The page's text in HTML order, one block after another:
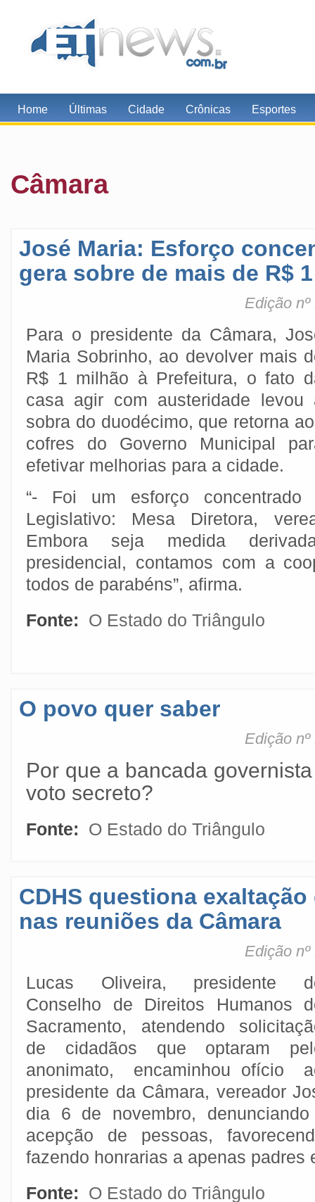
Home Últimas Cidade Crônicas Esportes
Câmara
José Maria: Esforço
gera sobre de mais de R$
Edição
Para o presidente da Câmara,
Maria Sobrinho, ao devolver mais
R$ 1 milhão à Prefeitura, o fato
casa agir com austeridade levou
sobra do duodécimo, que retorna
cofres do Governo Municipal
efetivar melhorias para a cidade.
“- Foi um esforço
Legislativo: Mesa Diretora,
Embora seja medida
presidencial, contamos com a
todos de parabéns”, afirma.
Fonte:
O Estado do Triângulo
O povo quer saber
Edição
Por que a bancada
voto secreto?
Fonte: O Estado do Triângulo
CDHS questiona
nas reuniões da Câmara
Edição
Lucas Oliveira, presidente
Conselho de Direitos Humanos
Sacramento, atendendo
de cidadãos que optaram
anonimato, encaminhou ofício
presidente da Câmara, vereador
dia 6 de novembro,
acepção de pessoas,
fazendo honrarias a apenas padres
Fonte:
O Estado do Triângulo